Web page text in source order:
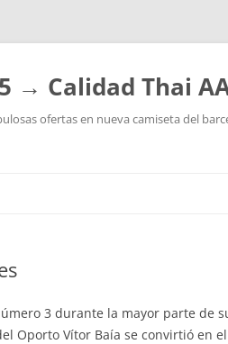
→ Calidad Thai
ofertas en nueva camiseta del
3 durante la mayor parte de
Oporto Vítor Baía se convirtió en